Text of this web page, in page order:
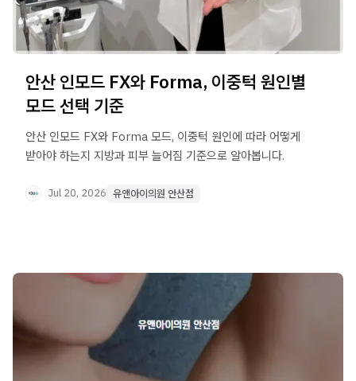
안산 인모드 FX와 Forma, 이중턱 원인별
모드 선택 기준
안산 인모드 FX와 Forma 모드, 이중턱 원인에 따라 어떻게
받아야 하는지 지방과 피부 늘어짐 기준으로 알아봅니다.
Jul 20, 2026 유앤아이의원 안산점